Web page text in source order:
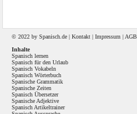
© 2022 by Spanisch .de | Kontakt | Impressum | AGB
Inhalte
Spanisch lernen
Spanisch für den Urlaub
Spanisch Vokabeln
Spanisch Wörterbuch
Spanische Grammatik
Spanische Zeiten
Spanisch Übersetzer
Spanische Adjektive
Spanisch Artikeltrainer